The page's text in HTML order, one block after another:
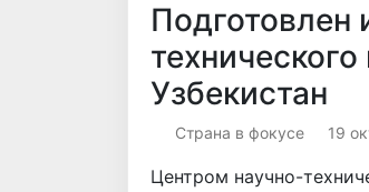
Подготовлен
Узбекистан
Страна в фокусе 19
Центром научно-